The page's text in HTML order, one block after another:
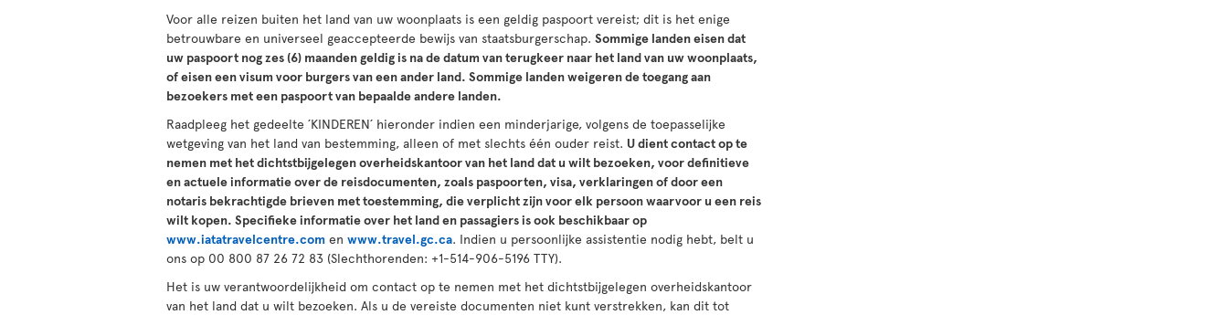
Voor alle reizen buiten het land van uw woonplaats is een geldig paspoort vereist; dit is het enige
betrouwbare en universeel geaccepteerde bewijs van staatsburgerschap. Sommige landen eisen dat
uw paspoort nog zes (6) maanden geldig is na de datum van terugkeer naar het land van uw woonplaats,
of eisen een visum voor burgers van een ander land. Sommige landen weigeren de toegang aan
bezoekers met een paspoort van bepaalde andere landen.
Raadpleeg het gedeelte ´KINDEREN´ hieronder indien een minderjarige, volgens de toepasselijke
wetgeving van het land van bestemming, alleen of met slechts één ouder reist. U dient contact op te
nemen met het dichtstbijgelegen overheidskantoor van het land dat u wilt bezoeken, voor definitieve
en actuele informatie over de reisdocumenten, zoals paspoorten, visa, verklaringen of door een
notaris bekrachtigde brieven met toestemming, die verplicht zijn voor elk persoon waarvoor u een reis
wilt kopen. Specifieke informatie over het land en passagiers is ook beschikbaar op
www.iatatravelcentre.com en www.travel.gc.ca. Indien u persoonlijke assistentie nodig hebt, belt u
ons op 00 800 87 26 72 83 (Slechthorenden: +1-514-906-5196 TTY).
Het is uw verantwoordelijkheid om contact op te nemen met het dichtstbijgelegen overheidskantoor
van het land dat u wilt bezoeken. Als u de vereiste documenten niet kunt verstrekken, kan dit tot